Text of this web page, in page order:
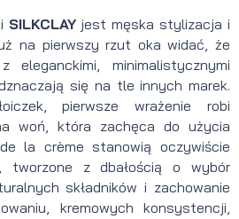
SILKCLAYjest męska stylizacja i
na pierwszy rzut oka widać, że
minimalistycznymi
się na tle innych marek.
pierwsze wrażenie robi
woń, która zachęca do użycia
la crème stanowią oczywiście
tworzone z dbałością o wybór
składników i zachowanie
kremowych konsystencji,